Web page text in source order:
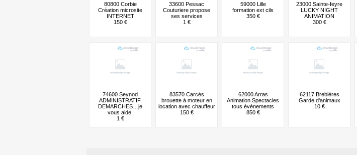
80800 Corbie
Création microsite
INTERNET
150 €
33600 Pessac
Couturiere propose
ses services
1 €
59000 Lille
formation ext cils
350 €
23000 Sainte-feyre
LUCKY NIGHT
ANIMATION
300 €
74600 Seynod
ADMINISTRATIF,
DEMARCHES…je
vous aide!
1 €
83570 Carcès
brouette à moteur en
location avec chauffeur
150 €
62000 Arras
Animation Spectacles
tous évènements
850 €
62117 Brebières
Garde d'animaux
10 €